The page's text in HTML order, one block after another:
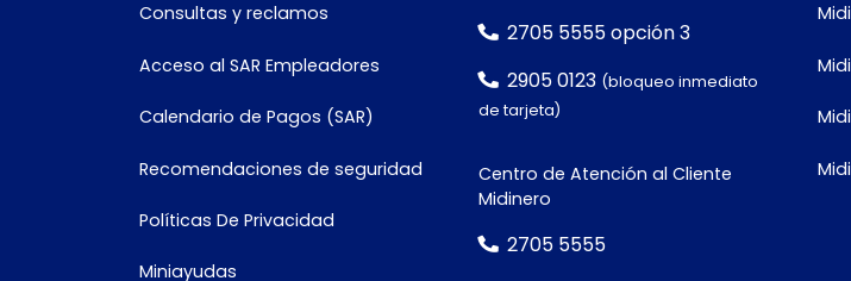
Consultas y reclamos
Acceso al SAR Empleadores
Calendario de Pagos (SAR)
Recomendaciones de seguridad
Políticas De Privacidad
Miniayudas
2705 5555 opción 3
2905 0123 (bloqueo inmediato
de tarjeta)
Centro de Atención al Cliente
Midinero
2705 5555